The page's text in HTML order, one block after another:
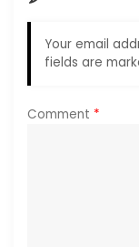
g
t
Your email
fields are
Comment *